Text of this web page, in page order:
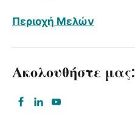
Περιοχή Μελών
Ακολουθήστε μας: